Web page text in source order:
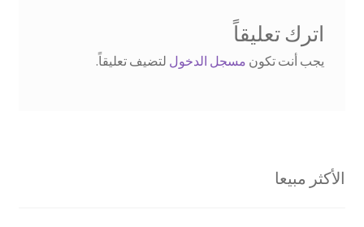
اترك تعليقاً
يجب أنت تكون مسجل الدخول لتضيف تعليقاً.
الأكثر مبيعا